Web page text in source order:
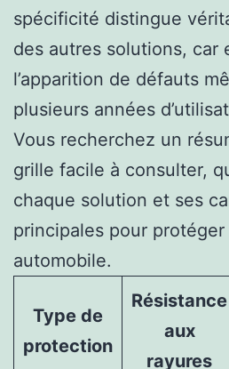
spécificité distingue
des autres solutions, car
l’apparition de défauts
plusieurs années
Vous recherchez un
grille facile à consulter,
chaque solution et ses
principales pour
automobile.
Type de
protection
Résistance
aux
rayures